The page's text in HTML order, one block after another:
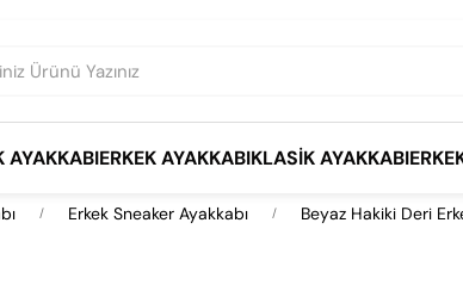
AYAKKABIERKEK AYAKKABIKLASIK AYAKKABI
Erkek Sneaker Ayakkabı Beyaz Hakiki Deri